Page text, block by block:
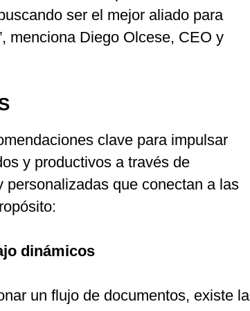
ser el mejor aliado para
menciona Diego Olcese, CEO y
clave para impulsar
y productivos a través de
personalizadas que conectan a las
dinámicos
un flujo de documentos, existe la